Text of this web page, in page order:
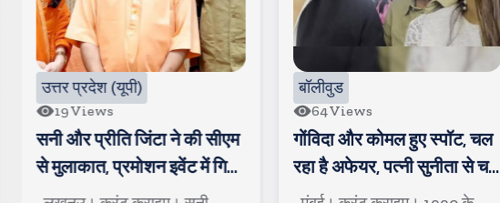
उत्तर प्रदेश (यूपी)
19Views
सनी और प्रीति जिंटा ने की सीएम
से मुलाकात, प्रमोशन इवेंट में गिर
जाने से एक व्यक्ति घायल
बॉलीवुड
64Views
गोंविदा और कोमल हुए स्पॉट, चल
रहा है अफेयर, पत्नी सुनीता से चल
रही है खटपट